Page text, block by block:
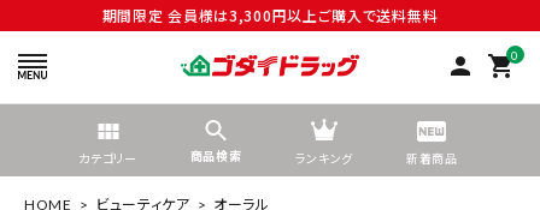
期間限定 会員様は3,300円以上ご購入で送料無料
person 0
shopping_cart
カテゴリー 商品検索 ランキング 新着商品
HOME ビューティケア オーラル